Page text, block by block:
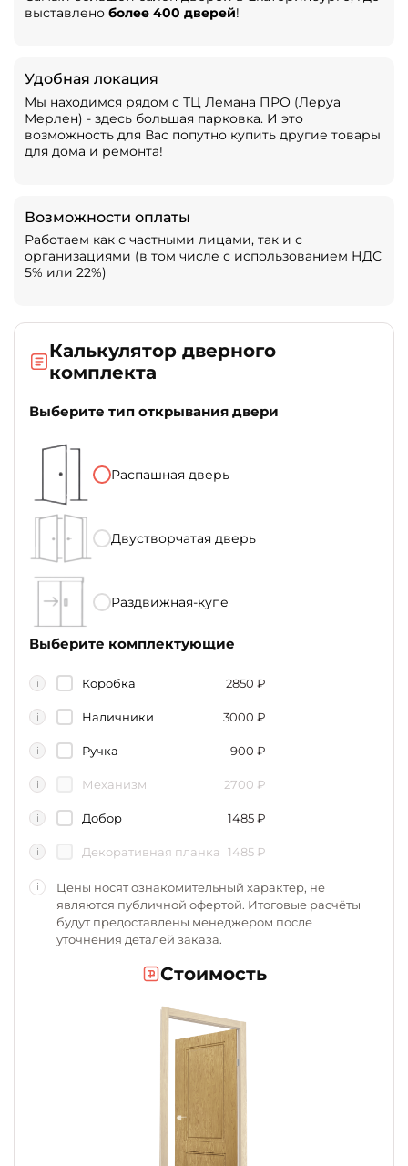
выставлено более 400 дверей!
Удобная локация
Мы находимся рядом с ТЦ Лемана ПРО (Леруа
Мерлен) - здесь большая парковка. И это
возможность для Вас попутно купить другие товары
для дома и ремонта!
Возможности оплаты
Работаем как с частными лицами, так и с
организациями (в том числе с использованием НДС
5% или 22%)
Калькулятор дверного
комплекта
Выберите тип открывания двери
Распашная дверь
Двустворчатая дверь
Раздвижная-купе
Выберите комплектующие
i Коробка 2850 ₽
i Наличники 3000 ₽
i Ручка 900 ₽
i Механизм 2700 ₽
i Добор 1485₽
i Декоративная планка 1485 ₽
i
Цены носят ознакомительный характер, не
являются публичной офертой. Итоговые расчёты
будут предоставлены менеджером после
уточнения деталей заказа.
Стоимость